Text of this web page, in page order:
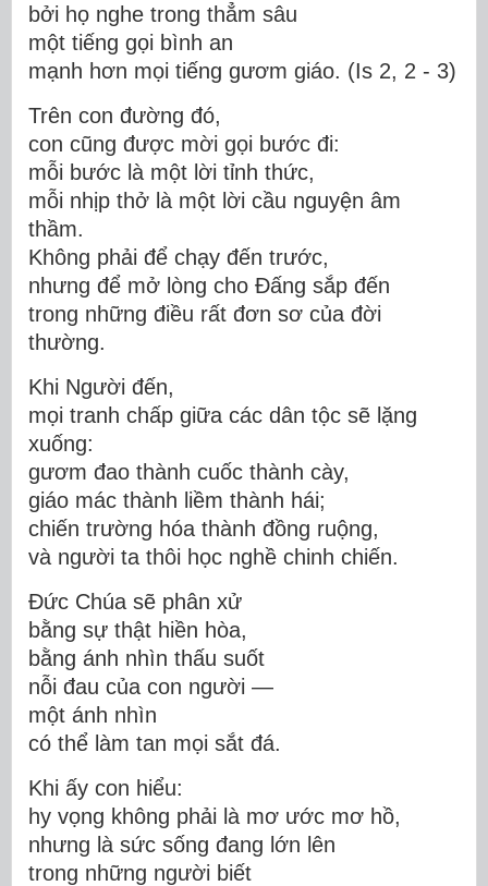
bởi họ nghe trong thẳm sâu
một tiếng gọi bình an
mạnh hơn mọi tiếng gươm giáo. (Is 2, 2 - 3)
Trên con đường đó,
con cũng được mời gọi bước đi:
mỗi bước là một lời tỉnh thức,
mỗi nhịp thở là một lời cầu nguyện âm
thầm.
Không phải để chạy đến trước,
nhưng để mở lòng cho Đấng sắp đến
trong những điều rất đơn sơ của đời
thường.
Khi Người đến,
mọi tranh chấp giữa các dân tộc sẽ lặng
xuống:
gươm đao thành cuốc thành cày,
giáo mác thành liềm thành hái;
chiến trường hóa thành đồng ruộng,
và người ta thôi học nghề chinh chiến.
Đức Chúa sẽ phân xử
bằng sự thật hiền hòa,
bằng ánh nhìn thấu suốt
nỗi đau của con người —
một ánh nhìn
có thể làm tan mọi sắt đá.
Khi ấy con hiểu:
hy vọng không phải là mơ ước mơ hồ,
nhưng là sức sống đang lớn lên
trong những người biết